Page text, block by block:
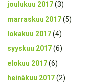
joulukuu 2017(3)
marraskuu 2017(5)
lokakuu 2017(4)
syyskuu 2017(6)
elokuu 2017(6)
heinäkuu 2017(2)